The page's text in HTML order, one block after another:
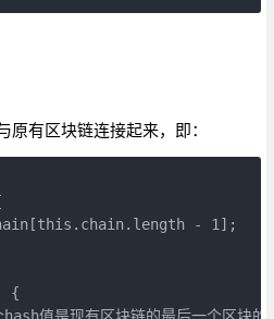
有区块链连接起来，即：
- 1];
{
值是现有区块链的最后一个区块的